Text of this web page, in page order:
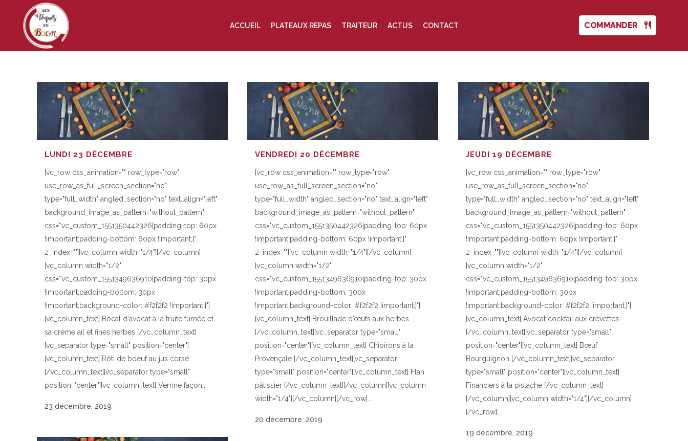
COMMANDER
ACCUEIL PLATEAUX REPAS TRAITEUR ACTUS CONTACT
LUNDI 23 DÉCEMBRE
[vc_row css_animation="" row_type="row"
use_row_as_full_screen_section="no"
type="full_width" angled_section="no" text_align="left"
background_image_as_pattern="without_pattern"
css=".vc_custom_1551350442326{padding-top: 60px
!important;padding-bottom: 60px !important;}"
z_index=""][vc_column width="1/4"][/vc_column]
[vc_column width="1/2"
css=".vc_custom_1551349636910{padding-top: 30px
!important;padding-bottom: 30px
!important;background-color: #f2f2f2 !important;}"]
[vc_column_text] Bocal d'avocat à la truite fumée et
sa crème ail et fines herbes [/vc_column_text]
[vc_separator type="small" position="center"]
[vc_column_text] Rôti de boeuf au jus corsé
[/vc_column_text][vc_separator type="small"
position="center"][vc_column_text] Verrine façon...
23 décembre, 2019
VENDREDI 20 DÉCEMBRE
[vc_row css_animation="" row_type="row"
use_row_as_full_screen_section="no"
type="full_width" angled_section="no" text_align="left"
background_image_as_pattern="without_pattern"
css=".vc_custom_1551350442326{padding-top: 60px
!important;padding-bottom: 60px !important;}"
z_index=""][vc_column width="1/4"][/vc_column]
[vc_column width="1/2"
css=".vc_custom_1551349636910{padding-top: 30px
!important;padding-bottom: 30px
!important;background-color: #f2f2f2 !important;}"]
[vc_column_text] Brouillade d’œufs aux herbes
[/vc_column_text][vc_separator type="small"
position="center"][vc_column_text] Chipirons à la
Provençale [/vc_column_text][vc_separator
type="small" position="center"][vc_column_text] Flan
pâtissier [/vc_column_text][/vc_column][vc_column
width="1/4"][/vc_column][/vc_row]...
20 décembre, 2019
JEUDI 19 DÉCEMBRE
[vc_row css_animation="" row_type="row"
use_row_as_full_screen_section="no"
type="full_width" angled_section="no" text_align="left"
background_image_as_pattern="without_pattern"
css=".vc_custom_1551350442326{padding-top: 60px
!important;padding-bottom: 60px !important;}"
z_index=""][vc_column width="1/4"][/vc_column]
[vc_column width="1/2"
css=".vc_custom_1551349636910{padding-top: 30px
!important;padding-bottom: 30px
!important;background-color: #f2f2f2 !important;}"]
[vc_column_text] Avocat cocktail aux crevettes
[/vc_column_text][vc_separator type="small"
position="center"][vc_column_text] Bœuf
Bourguignon [/vc_column_text][vc_separator
type="small" position="center"][vc_column_text]
Financiers à la pistache [/vc_column_text]
[/vc_column][vc_column width="1/4"][/vc_column]
[/vc_row]...
19 décembre, 2019